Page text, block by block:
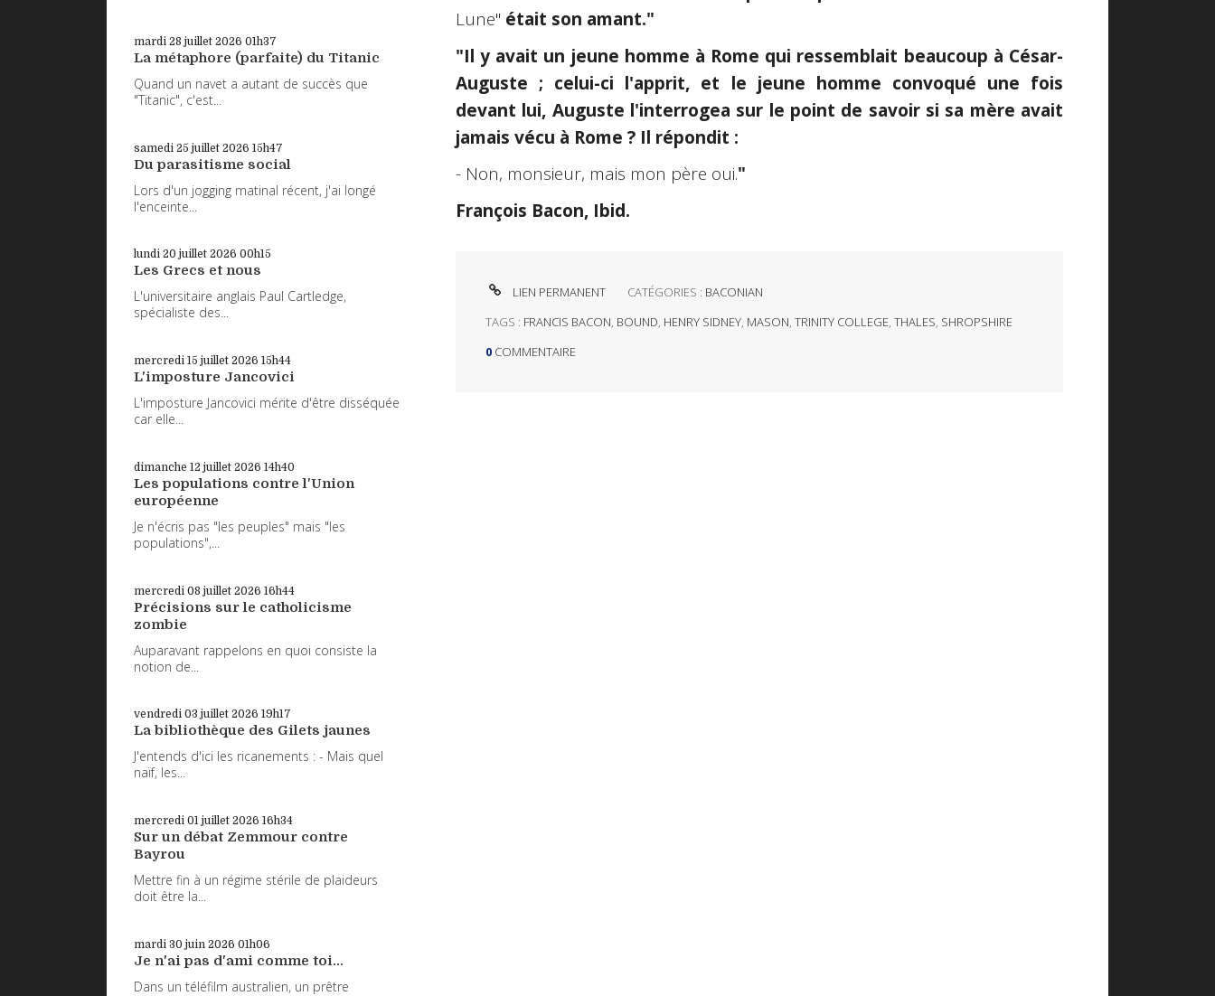
mardi 28 juillet 2026 01h37
La métaphore (parfaite) du Titanic
Quand un navet a autant de succès que
"Titanic", c'est...
samedi 25 juillet 2026 15h47
Du parasitisme social
Lors d'un jogging matinal récent, j'ai longé
l'enceinte...
lundi 20 juillet 2026 00h15
Les Grecs et nous
L'universitaire anglais Paul Cartledge,
spécialiste des...
mercredi 15 juillet 2026 15h44
L'imposture Jancovici
L'imposture Jancovici mérite d'être disséquée
car elle...
dimanche 12 juillet 2026 14h40
Les populations contre l'Union
européenne
Je n'écris pas "les peuples" mais "les
populations",...
mercredi 08 juillet 2026 16h44
Précisions sur le catholicisme
zombie
Auparavant rappelons en quoi consiste la
notion de...
vendredi 03 juillet 2026 19h17
La bibliothèque des Gilets jaunes
J'entends d'ici les ricanements : - Mais quel
naïf, les...
mercredi 01 juillet 2026 16h34
Sur un débat Zemmour contre
Bayrou
Mettre fin à un régime stérile de plaideurs
doit être la...
mardi 30 juin 2026 01h06
Je n'ai pas d'ami comme toi...
Dans un téléfilm australien, un prêtre
Lune" était son amant."
"Il y avait un jeune homme à Rome qui ressemblait beaucoup à César-
Auguste ; celui-ci l'apprit, et le jeune homme convoqué une fois
devant lui, Auguste l'interrogea sur le point de savoir si sa mère avait
jamais vécu à Rome ? Il répondit :
- Non, monsieur, mais mon père oui."
François Bacon, Ibid.
LIEN PERMANENT CATÉGORIES : BACONIAN
TAGS : FRANCIS BACON, BOUND, HENRY SIDNEY, MASON, TRINITY COLLEGE, THALES, SHROPSHIRE
0 COMMENTAIRE